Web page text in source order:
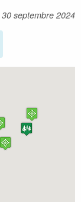
30 septembre 2024